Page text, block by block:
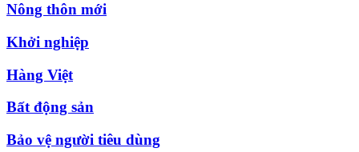
Nông thôn mới
Khởi nghiệp
Hàng Việt
Bất động sản
Bảo vệ người tiêu dùng